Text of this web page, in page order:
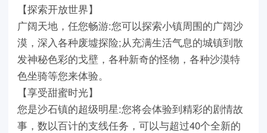
【探索开放世界】
广阔天地，任您畅游:您可以探索小镇周围的广阔沙
漠，深入各种废墟探险;从充满生活气息的城镇到散
发神秘色彩的戈壁，各种新奇的怪物，各种沙漠特
色坐骑等您来体验。
【享受甜蜜时光】
您是沙石镇的超级明星:您将会体验到精彩的剧情故
事，数以百计的支线任务，可以与超过40个全新的